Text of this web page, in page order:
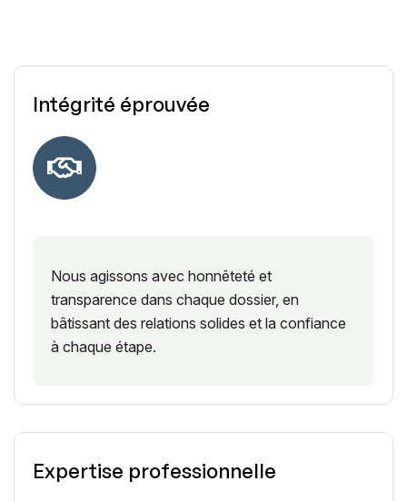
Intégrité éprouvée
Nous agissons avec honnêteté et
transparence dans chaque dossier, en
bâtissant des relations solides et la confiance
à chaque étape.
Expertise professionnelle